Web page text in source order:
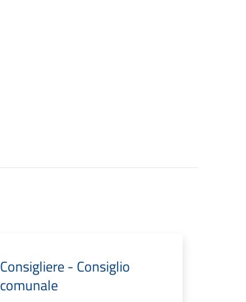
Consigliere - Consiglio
comunale